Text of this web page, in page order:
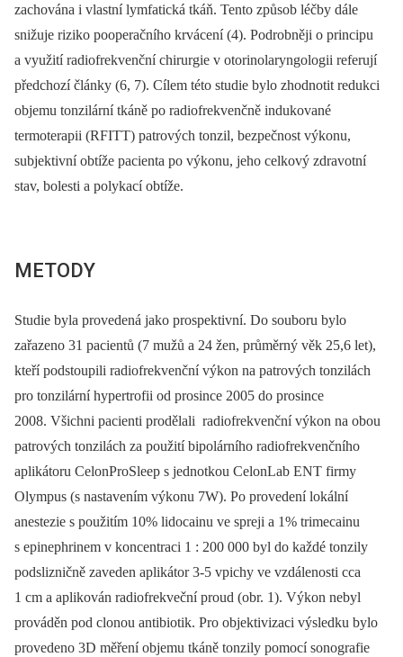
zachována i vlastní lymfatická tkáň. Tento způsob léčby dále
snižuje riziko pooperačního krvácení (4). Podrobněji o principu
a využití radiofrekvenční chirurgie v otorinolaryngologii referují
předchozí články (6, 7). Cílem této studie bylo zhodnotit redukci
objemu tonzilární tkáně po radiofrekvenčně indukované
termoterapii (RFITT) patrových tonzil, bezpečnost výkonu,
subjektivní obtíže pacienta po výkonu, jeho celkový zdravotní
stav, bolesti a polykací obtíže.
METODY
Studie byla provedená jako prospektivní. Do souboru bylo
zařazeno 31 pacientů (7 mužů a 24 žen, průměrný věk 25,6 let),
kteří podstoupili radiofrekvenční výkon na patrových tonzilách
pro tonzilární hypertrofii od prosince 2005 do prosince
2008. Všichni pacienti prodělali radiofrekvenční výkon na obou
patrových tonzilách za použití bipolárního radiofrekvenčního
aplikátoru CelonProSleep s jednotkou CelonLab ENT firmy
Olympus (s nastavením výkonu 7W). Po provedení lokální
anestezie s použitím 10% lidocainu ve spreji a 1% trimecainu
s epinephrinem v koncentraci 1 : 200 000 byl do každé tonzily
podslizničně zaveden aplikátor 3-5 vpichy ve vzdálenosti cca
1 cm a aplikován radiofrekveční proud (obr. 1). Výkon nebyl
prováděn pod clonou antibiotik. Pro objektivizaci výsledku bylo
provedeno 3D měření objemu tkáně tonzily pomocí sonografie